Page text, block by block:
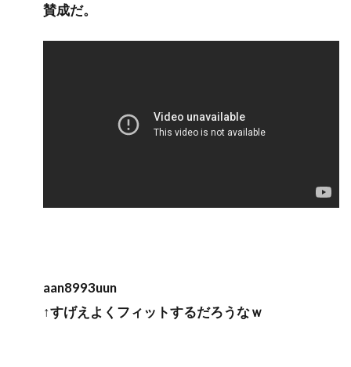
賛成だ。
aan8993uun
↑すげえよくフィットするだろうなｗ